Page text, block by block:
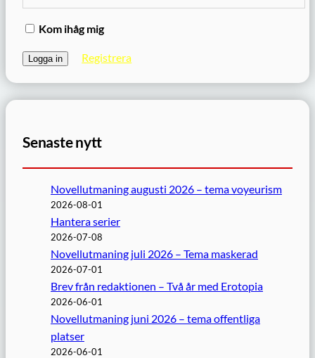
Kom ihåg mig
Registrera
Senaste nytt
Novellutmaning augusti 2026 – tema voyeurism
2026-08-01
Hantera serier
2026-07-08
Novellutmaning juli 2026 – Tema maskerad
2026-07-01
Brev från redaktionen – Två år med Erotopia
2026-06-01
Novellutmaning juni 2026 – tema offentliga
platser
2026-06-01